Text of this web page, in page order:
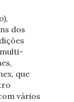
dos
que
vários